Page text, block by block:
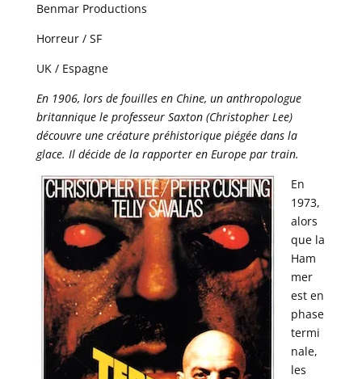
Benmar Productions
Horreur / SF
UK / Espagne
En 1906, lors de fouilles en Chine, un anthropologue
britannique le professeur Saxton (Christopher Lee)
découvre une créature préhistorique piégée dans la
glace. Il décide de la rapporter en Europe par train.
En
1973,
alors
que la
Ham
mer
est en
phase
termi
nale,
les